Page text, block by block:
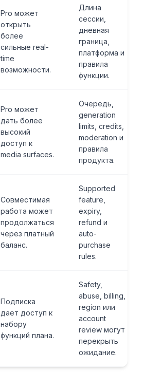
Pro может
открыть
более
сильные real-
time
возможности.
Длина
сессии,
дневная
граница,
платформа и
правила
функции.
Pro может
дать более
высокий
доступ к
media surfaces.
Очередь,
generation
limits, credits,
moderation и
правила
продукта.
Совместимая
работа может
продолжаться
через платный
баланс.
Supported
feature,
expiry,
refund и
auto-
purchase
rules.
Подписка
дает доступ к
набору
функций плана.
Safety,
abuse, billing,
region или
account
review могут
перекрыть
ожидание.